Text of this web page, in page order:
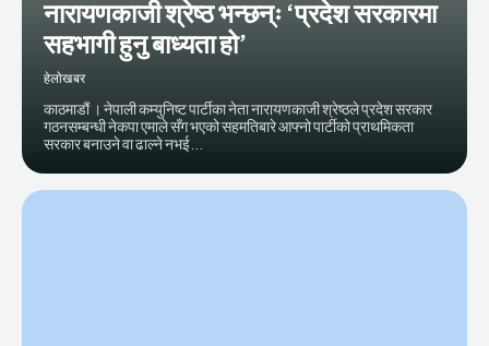
नारायणकाजी श्रेष्ठ भन्छन्ः ‘प्रदेश सरकारमा
सहभागी हुनु बाध्यता हो’
हेलाेखबर
काठमाडौं । नेपाली कम्युनिष्ट पार्टीका नेता नारायणकाजी श्रेष्ठले प्रदेश सरकार
गठनसम्बन्धी नेकपा एमाले सँग भएको सहमतिबारे आफ्नो पार्टीको प्राथमिकता
सरकार बनाउने वा ढाल्ने नभई...